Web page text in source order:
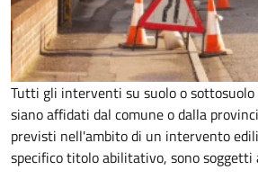
Tutti gli interventi su suolo o sottosuolo
siano affidati dal comune o dalla
previsti nell'ambito di un intervento
specifico titolo abilitativo, sono soggetti